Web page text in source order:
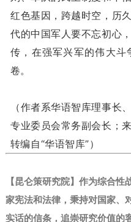
红色基因，跨越时空，历
代的中国军人要不忘初心
传，在强军兴军的伟大
卷。
（作者系华语智库理事长
专业委员会常务副会长；
转编自“华语智库”）
【昆仑策研究院】作为综合
家宪法和法律，秉持对国家、
实话的信条，追崇研究价值的